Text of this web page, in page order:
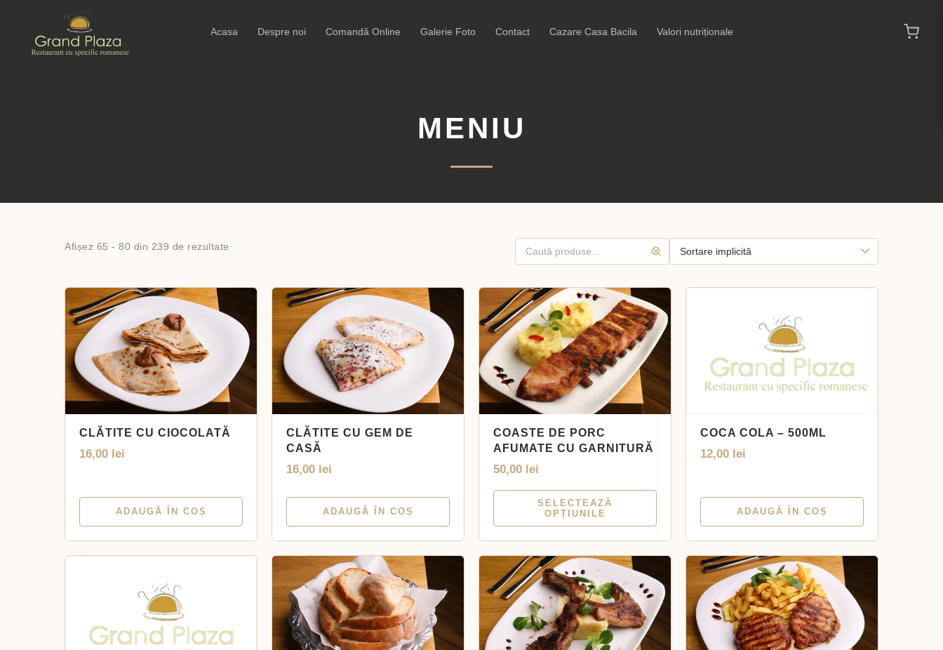
Acasa Despre noi Comandă Online Galerie Foto Contact Cazare Casa Bacila Valori nutriționale
MENIU
Afișez 65 - 80 din 239 de rezultate
CLĂTITE CU CIOCOLATĂ
16,00 lei
ADAUGĂ ÎN COȘ
CLĂTITE CU GEM DE
CASĂ
16,00 lei
ADAUGĂ ÎN COȘ
COASTE DE PORC
AFUMATE CU GARNITURĂ
50,00 lei
SELECTEAZĂ
OPȚIUNILE
COCA COLA – 500ML
12,00 lei
ADAUGĂ ÎN COȘ